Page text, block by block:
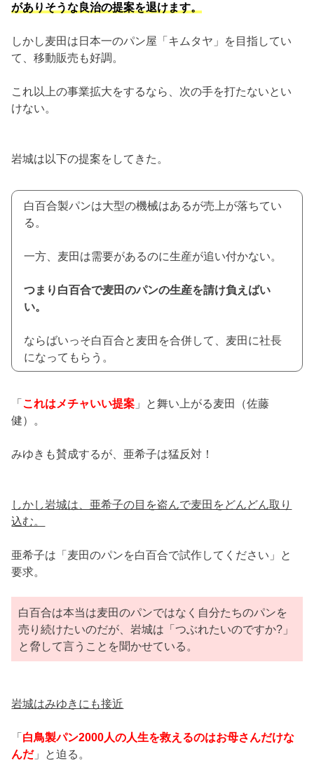
がありそうな良治の提案を退けます。
しかし麦田は日本一のパン屋「キムタヤ」を目指してい
て、移動販売も好調。
これ以上の事業拡大をするなら、次の手を打たないとい
けない。
岩城は以下の提案をしてきた。
白百合製パンは大型の機械はあるが売上が落ちてい
る。
一方、麦田は需要があるのに生産が追い付かない。
つまり白百合で麦田のパンの生産を請け負えばい
い。
ならばいっそ白百合と麦田を合併して、麦田に社長
になってもらう。
「これはメチャいい提案 」と舞い上がる麦田（佐藤
健）。
みゆきも賛成するが、亜希子は猛反対！
しかし岩城は、亜希子の目を盗んで麦田をどんどん取り
込む。
亜希子は「麦田のパンを白百合で試作してください」と
要求。
白百合は本当は麦田のパンではなく自分たちのパンを
売り続けたいのだが、岩城は「つぶれたいのですか?」
と脅して言うことを聞かせている。
岩城はみゆきにも接近
「白鳥製パン2000人の人生を救えるのはお母さんだけな
んだ」と迫る。